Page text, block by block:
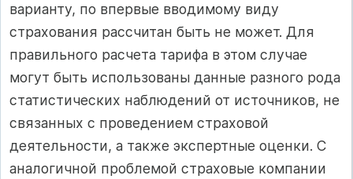
варианту, по впервые вводимому виду
страхования рассчитан быть не может. Для
правильного расчета тарифа в этом случае
могут быть использованы данные разного рода
статистических наблюдений от источников, не
связанных с проведением страховой
деятельности, а также экспертные оценки. С
аналогичной проблемой страховые компании